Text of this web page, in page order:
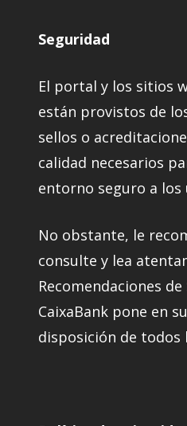
Seguridad
El portal y los sitios
están provistos de
sellos o
calidad necesarios
entorno seguro a los
No obstante, le
consulte y lea
Recomendaciones
CaixaBank pone en
disposición de todos